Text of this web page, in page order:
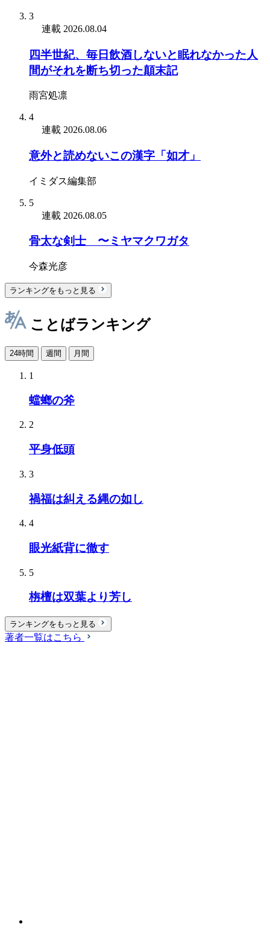
3
連載 2026.08.04
四半世紀、毎日飲酒しないと眠れなかった人
間がそれを断ち切った顛末記
雨宮処凛
4
連載 2026.08.06
意外と読めないこの漢字「如才」
イミダス編集部
5
連載 2026.08.05
骨太な剣士 〜ミヤマクワガタ
今森光彦
ランキングをもっと見る
ことばランキング
24時間 週間 月間
1
蟷螂の斧
2
平身低頭
3
禍福は糾える縄の如し
4
眼光紙背に徹す
5
栴檀は双葉より芳し
ランキングをもっと見る
著者一覧はこちら